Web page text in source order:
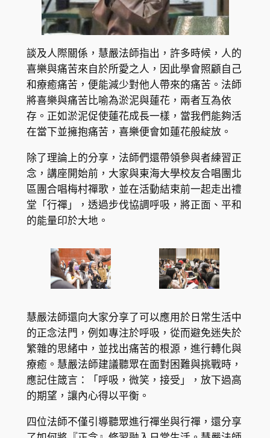
談及人際關係，慧嚴法師指出，許多時候，人的
喜樂與痛苦來自於所愛之人，因此學會照顧自己
和療癒痛苦，便能減少對他人帶來的痛苦。法師
將喜樂與痛苦比喻為淤泥與蓮花，兩者互為依
存。正如淤泥促使蓮花成長一樣，當我們能夠活
在當下並擁抱痛苦，喜樂便會如蓮花般綻放。
除了理論上的分享，法師們還帶領參與者練習正
念，講座開始前，大家與東海大學校友合唱團北
區團合唱梅村禪歌，並在活動結束前一起走出禮
堂「行禪」，透過步伐協調呼吸，將正面、平和
的能量印於大地。
慧嚴法師還向大家分享了可以應用於日常生活中
的正念法門，例如專注於呼吸，從而避免迷失於
繁雜的思緒中，並找出痛苦的根源，進行轉化與
療癒。慧嚴法師建議聽眾在面對困難與挑戰時，
應記住箴言：「呼吸，微笑，接受」，放下過高
的期望，讓內心得以平衡。
四位法師不僅引導聽眾進行禪坐與行禪，還分享